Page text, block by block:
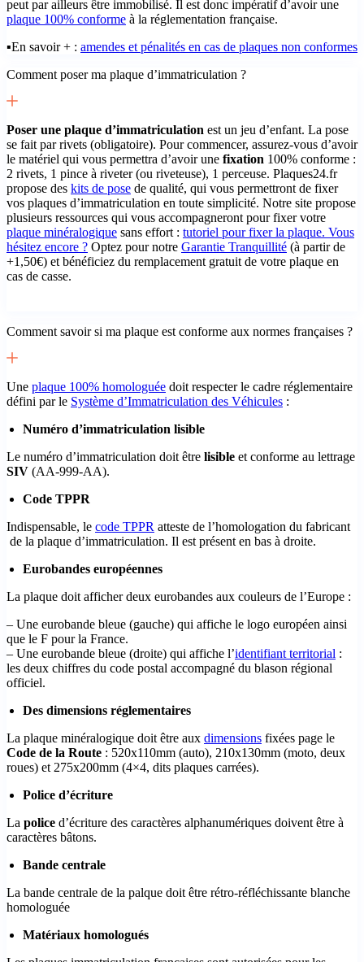
peut par ailleurs être immobilisé. Il est donc impératif d’avoir une
plaque 100% conforme à la réglementation française.
▪️En savoir + : amendes et pénalités en cas de plaques non conformes
Comment poser ma plaque d’immatriculation ?
Poser une plaque d’immatriculation est un jeu d’enfant. La pose
se fait par rivets (obligatoire). Pour commencer, assurez-vous d’avoir
le matériel qui vous permettra d’avoir une fixation 100% conforme :
2 rivets, 1 pince à riveter (ou riveteuse), 1 perceuse. Plaques24.fr
propose des kits de pose de qualité, qui vous permettront de fixer
vos plaques d’immatriculation en toute simplicité. Notre site propose
plusieurs ressources qui vous accompagneront pour fixer votre
plaque minéralogique sans effort : tutoriel pour fixer la plaque. Vous
hésitez encore ? Optez pour notre Garantie Tranquillité (à partir de
+1,50€) et bénéficiez du remplacement gratuit de votre plaque en
cas de casse.
Comment savoir si ma plaque est conforme aux normes françaises ?
Une plaque 100% homologuée doit respecter le cadre réglementaire
défini par le Système d’Immatriculation des Véhicules :
Numéro d’immatriculation lisible
Le numéro d’immatriculation doit être lisible et conforme au lettrage
SIV (AA-999-AA).
Code TPPR
Indispensable, le code TPPR atteste de l’homologation du fabricant
de la plaque d’immatriculation. Il est présent en bas à droite.
Eurobandes européennes
La plaque doit afficher deux eurobandes aux couleurs de l’Europe :
– Une eurobande bleue (gauche) qui affiche le logo européen ainsi
que le F pour la France.
– Une eurobande bleue (droite) qui affiche l’identifiant territorial :
les deux chiffres du code postal accompagné du blason régional
officiel.
Des dimensions réglementaires
La plaque minéralogique doit être aux dimensions fixées page le
Code de la Route : 520x110mm (auto), 210x130mm (moto, deux
roues) et 275x200mm (4×4, dits plaques carrées).
Police d’écriture
La police d’écriture des caractères alphanumériques doivent être à
caractères bâtons.
Bande centrale
La bande centrale de la palque doit être rétro-réfléchissante blanche
homologuée
Matériaux homologués